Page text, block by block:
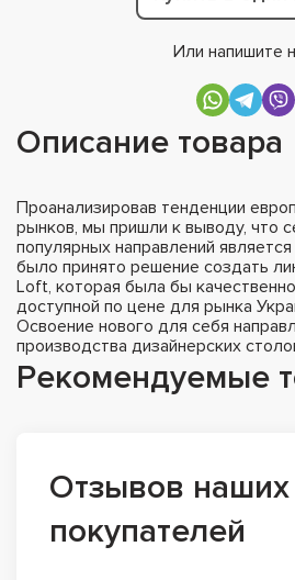
Или напишите
Описание товара
Проанализировав тенденции
рынков, мы пришли к выводу, что
популярных направлений
было принято решение создать
Loft, которая была бы
доступной по цене для рынка
Освоение нового для себя
производства дизайнерских
Рекомендуемые
Отзывов наших
покупателей